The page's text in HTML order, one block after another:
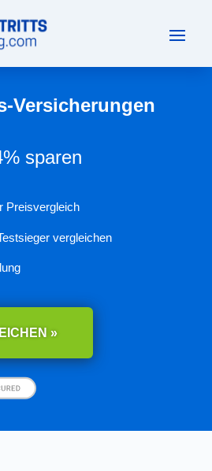
Versicherungen
sparen
Preisvergleich
vergleichen
»